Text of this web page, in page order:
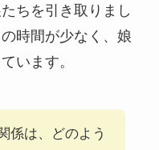
ちを引き取りまし
時間が少なく、娘
います。
係は、どのよう